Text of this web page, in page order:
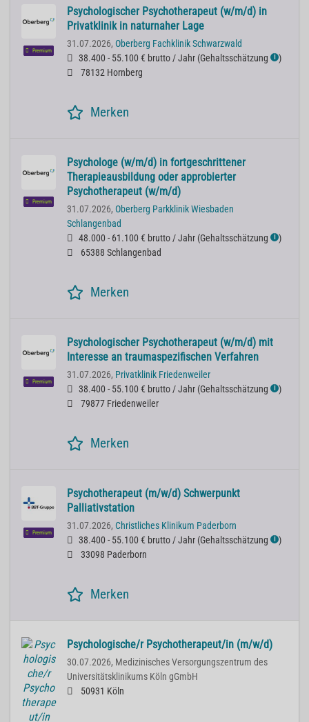
Premium
Psychologischer Psychotherapeut (w/m/d) in
Privatklinik in naturnaher Lage
31.07.2026, Oberberg Fachklinik Schwarzwald
38.400 - 55.100 € brutto / Jahr (Gehaltsschätzung ℹ )
78132 Hornberg
Merken
Premium
Psychologe (w/m/d) in fortgeschrittener
Therapieausbildung oder approbierter
Psychotherapeut (w/m/d)
31.07.2026, Oberberg Parkklinik Wiesbaden
Schlangenbad
48.000 - 61.100 € brutto / Jahr (Gehaltsschätzung ℹ )
65388 Schlangenbad
Merken
Premium
Psychologischer Psychotherapeut (w/m/d) mit
Interesse an traumaspezifischen Verfahren
31.07.2026, Privatklinik Friedenweiler
38.400 - 55.100 € brutto / Jahr (Gehaltsschätzung ℹ )
79877 Friedenweiler
Merken
Premium
Psychotherapeut (m/w/d) Schwerpunkt
Palliativstation
31.07.2026, Christliches Klinikum Paderborn
38.400 - 55.100 € brutto / Jahr (Gehaltsschätzung ℹ )
33098 Paderborn
Merken
Psychologische/r Psychotherapeut/in (m/w/d)
30.07.2026, Medizinisches Versorgungszentrum des
Universitätsklinikums Köln gGmbH
50931 Köln